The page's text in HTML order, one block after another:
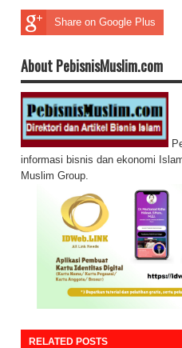
Share on Google Plus
About PebisnisMuslim.com
informasi bisnis dan ekonomi
Muslim Group.
RELATED POSTS